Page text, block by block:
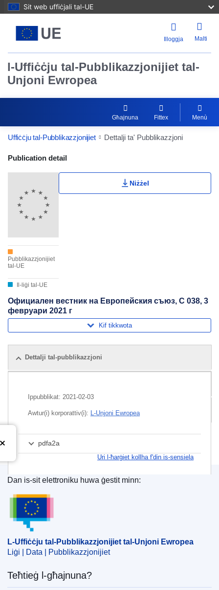
Sit web uffiċjali tal-UE
Illoggja Malti
l-Uffiċċju tal-Pubblikazzjonijiet tal-
Unjoni Ewropea
Għajnuna Fittex Menù
Uffiċċju tal-Pubblikazzjonijiet Dettalji ta' Pubblikazzjoni
Publication Detail Actions Portlet
Publication detail
Pubblikazzjonijiet
tal-UE
Il-liġi tal-UE
Niżżel
Официален вестник на Европейския съюз, C 038, 3
февруари 2021 г
Kif tikkwota
Dettalji tal-pubblikazzjoni
Pakkett
Ippubblikat: 2021-02-03
Awtur(i) korporattiv(i): L-Unjoni Ewropea
pdfa2a
Uri l-ħarġiet kollha f'din is-sensiela
L-Uffiċċju tal-Pubblikazzjonijiet tal-Unjoni
Dan is-sit elettroniku huwa ġestit minn:
L-Uffiċċju tal-Pubblikazzjonijiet tal-Unjoni Ewropea
Liġi | Data | Pubblikazzjonijiet
Teħtieġ l-għajnuna?